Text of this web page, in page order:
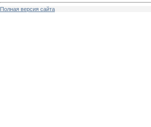
Полная версия сайта